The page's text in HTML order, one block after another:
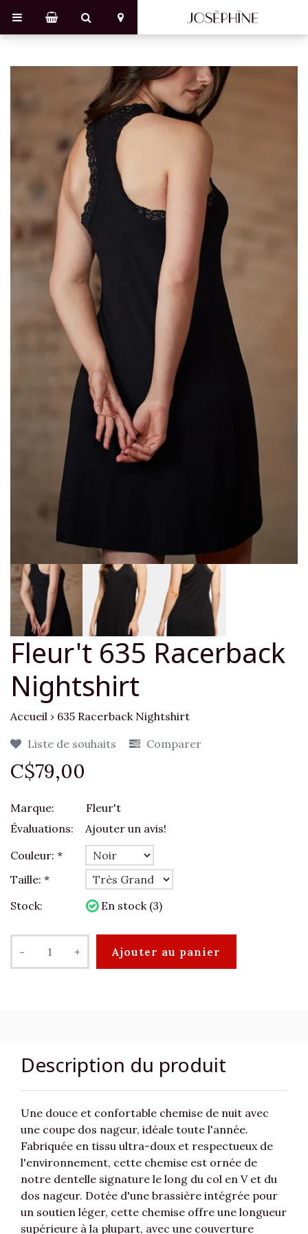
Fleur't 635 Racerback
Nightshirt
Accueil › 635 Racerback Nightshirt
Liste de souhaits
Comparer
C$79,00
Marque:
Fleur't
Évaluations:
Ajouter un avis!
Couleur: *
Taille: *
Stock:
En stock (3)
- + Ajouter au panier
Description du produit
Une douce et confortable chemise de nuit avec
une coupe dos nageur, idéale toute l'année.
Fabriquée en tissu ultra-doux et respectueux de
l'environnement, cette chemise est ornée de
notre dentelle signature le long du col en V et du
dos nageur. Dotée d'une brassière intégrée pour
un soutien léger, cette chemise offre une longueur
supérieure à la plupart, avec une couverture